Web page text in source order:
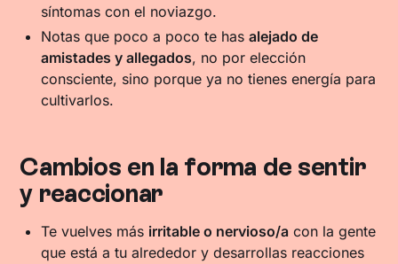
síntomas con el noviazgo.
Notas que poco a poco te hasalejado de
amistades y allegados, no por elección
consciente, sino porque ya no tienes energía para
cultivarlos.
Cambios en la forma de sentir
y reaccionar
Te vuelves más irritable o nervioso/a con la gente
que está a tu alrededor y desarrollas reacciones